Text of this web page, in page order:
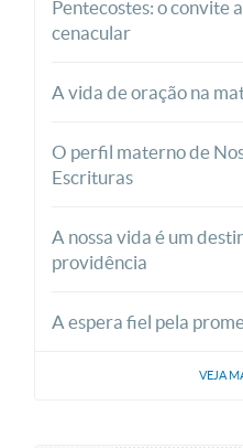
Pentecostes: o convite
cenacular
A vida de oração na
O perfil materno de
Escrituras
A nossa vida é um
providência
A espera fiel pela
VEJA